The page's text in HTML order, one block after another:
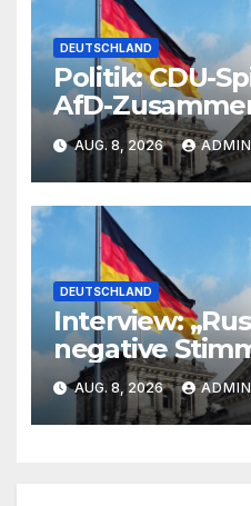
DEUTSCHLAND
Politik: CDU-
AfD-
Osten nicht
AUG. 8, 2026 ADMIN
DEUTSCHLAND
Interview:
negative
Wahlen
AUG. 8, 2026 ADMIN